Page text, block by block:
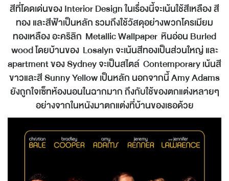
สีที่โดดเด่นของ Interior Design ในเรื่องนี้จะเน้นใช้สีเหลือง สี
ทอง และสีฟ้าเป็นหลัก รวมถึงใช้วัสดุอย่างพวกโครเมียม
ทองเหลือง อะคริลิก Metallic Wallpaper หินอ่อน Burled
wood โดยบ้านของ Losalyn จะเน้นสีทองเป็นส่วนใหญ่ และ
apartment ของ Sydney จะเป็นสไตล์ Contemporary เน้นสี
ขาวและสี Sunny Yellow เป็นหลัก นอกจากนี้ Amy Adams
ยังถูกใจเซ็ทห้องนอนในฉากมาก ถึงกับใช้ของตกแต่งหลายๆ
อย่างจากในหนังมาตกแต่งที่บ้านของเธอด้วย